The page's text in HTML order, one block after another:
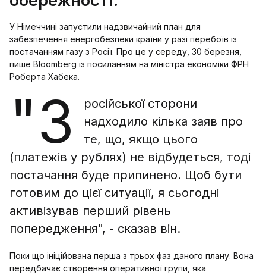
У Німеччині запустили надзвичайний план для
забезпечення енергобезпеки країни у разі перебоїв із
постачанням газу з Росії. Про це у середу, 30 березня,
пише Bloomberg із посиланням на міністра економіки ФРН
Роберта Хабека.
"З
російської сторони
надходило кілька заяв про
те, що, якщо цього
(платежів у рублях) не відбудеться, тоді
постачання буде припинено. Щоб бути
готовим до цієї ситуації, я сьогодні
активізував перший рівень
попередження", - сказав він.
Поки що ініційована перша з трьох фаз даного плану. Вона
передбачає створення оперативної групи, яка